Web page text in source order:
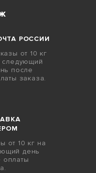
РОССИИ
от 10 кг
следующий
после
заказа.
от 10 кг на
день
оплаты